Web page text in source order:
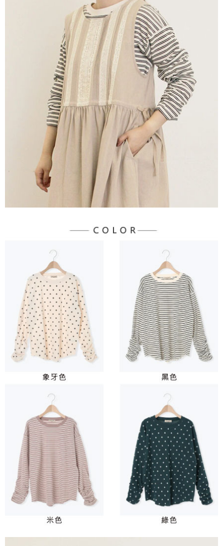
1.本服務係由「台灣大哥大股份有限公司」（以下簡稱本公司）所提供，讓
用戶於交易時，得透過本服務購買商品或服務，並由商店將買賣／分期付款
買賣價金債權讓與本公司後，依約使用本公司帳單繳交帳款。
2.基於同意付款使用「大哥付你分期」之契約關係目的，商店將以您的個人
資料（包含姓名、電話或地址）提供予台灣大哥大進項蒐集、處理及利用，
由本公司與您本人進行分期帳單所需資料之確認、核對及更正。
3.完整用戶服務條款，請詳閱以下連結： https://oppay.tw/userRule
ATM／網路銀行／等多元方式進行付款，方視為交易完成。
※ 請注意：結帳手續完成當下不需立刻繳費，但若您需要取消訂單，請聯絡
購買商品的店家。未經商家同意取消之訂單仍視為有效，需透過AFTEE先享
後付繳納相關費用。
※ 交易是否成功請以「AFTEE先享後付 」之結帳頁面顯示為準，若有關於
是否繳費成功／繳費後需取消欲退款等相關疑問，請聯繫「AFTEE先享後付
https://netprotections.freshdesk.com/support/home
１．透過由恩沛科技股份有限公司提供之「AFTEE先享後付」服務完成之交
易，需依本服務之必要範圍內提供個人資料，並將交易相關給付款項請求債
權轉讓予恩沛科技股份有限公司。
２．關於個人資料處理事宜，請瀏覽以下網址：
https://aftee.tw/terms/#terms3
３．未成年的使用者請事先徵得法定代理人或監護人之同意方可使用
「AFTEE先享後付」，若未經同意申辦者引起之損失，本公司不負相關責
４．使用「AFTEE先享後付」時，將依據個別帳號之用戶狀況，依本公司即
時審查核予不同之上限額度；若仍有額度不足之情形，本公司將視審查結果
請求用戶進行身份認證。
５．嚴禁一人註冊多個帳號或使用他人資訊註冊。若發現惡意使用之情形，
恩沛科技股份有限公司將有權停止該用戶之使用額度並採取法律行動。
每筆NT$60，滿NT$888(含以上)免運費
每筆NT$60，滿NT$888(含以上)免運費
每筆NT$60，滿NT$888(含以上)免運費
每筆NT$60，滿NT$888(含以上)免運費
每筆NT$90，滿NT$888(含以上)免運費